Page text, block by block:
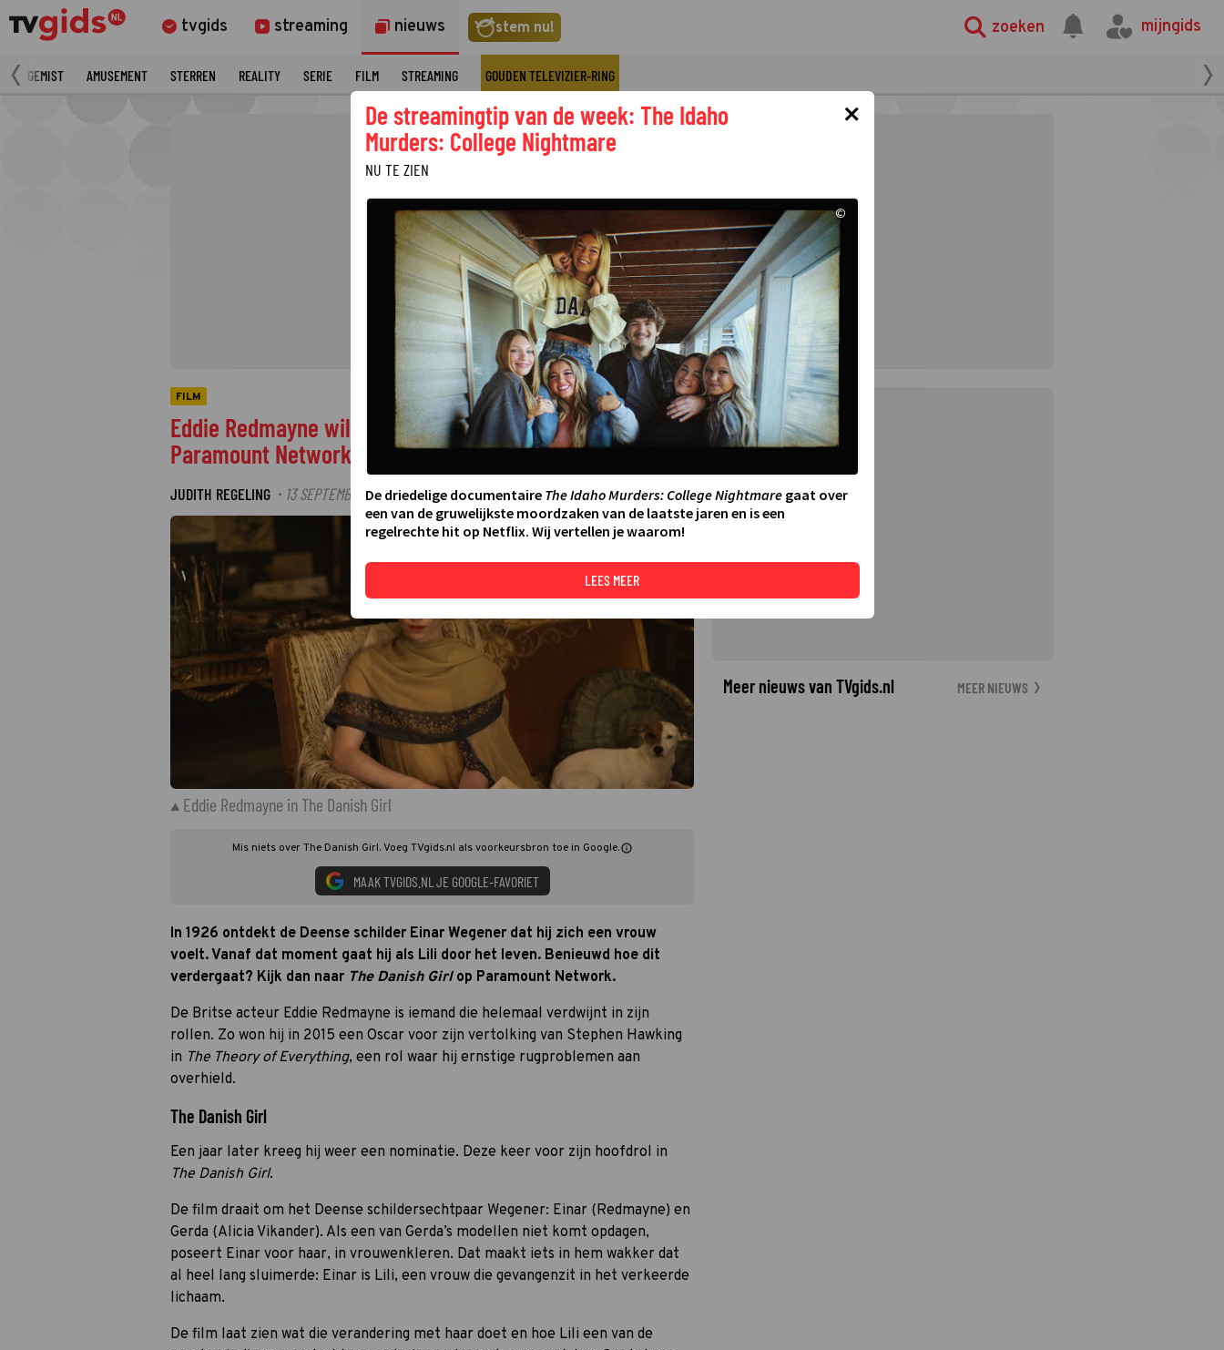
tvgids streaming nieuws stem nu! zoeken mijngids
GEMIST AMUSEMENT STERREN REALITY SERIE FILM STREAMING GOUDEN TELEVIZIER-RING
FILM
Eddie Redmayne wil een vrouw zijn in The Danish Girl op
Paramount Network
JUDITH REGELING · 13 SEPTEMBER 2024 08:15
©
Eddie Redmayne in The Danish Girl
Mis niets over The Danish Girl. Voeg TVgids.nl als voorkeursbron toe in Google.
MAAK TVGIDS.NL JE GOOGLE-FAVORIET
In 1926 ontdekt de Deense schilder Einar Wegener dat hij zich een vrouw
voelt. Vanaf dat moment gaat hij als Lili door het leven. Benieuwd hoe dit
verdergaat? Kijk dan naar The Danish Girlop Paramount Network.
De Britse acteur Eddie Redmayne is iemand die helemaal verdwijnt in zijn
rollen. Zo won hij in 2015 een Oscar voor zijn vertolking van Stephen Hawking
in The Theory of Everything, een rol waar hij ernstige rugproblemen aan
overhield.
The Danish Girl
Een jaar later kreeg hij weer een nominatie. Deze keer voor zijn hoofdrol in
The Danish Girl.
De film draait om het Deense schildersechtpaar Wegener: Einar (Redmayne) en
Gerda (Alicia Vikander). Als een van Gerda’s modellen niet komt opdagen,
poseert Einar voor haar, in vrouwenkleren. Dat maakt iets in hem wakker dat
al heel lang sluimerde: Einar is Lili, een vrouw die gevangenzit in het verkeerde
lichaam.
De film laat zien wat die verandering met haar doet en hoe Lili een van de
Meer nieuws van TVgids.nl MEER NIEUWS
×
De streamingtip van de week: The Idaho
Murders: College Nightmare
NU TE ZIEN
©
De driedelige documentaire The Idaho Murders: College Nightmaregaat over
een van de gruwelijkste moordzaken van de laatste jaren en is een
regelrechte hit op Netflix. Wij vertellen je waarom!
LEES MEER